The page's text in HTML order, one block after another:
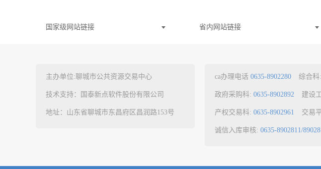
国家级网站链接 省内网站链接
主办单位:聊城市公共资源交易中心
技术支持：国泰新点软件股份有限公司
地址：山东省聊城市东昌府区昌润路153号
ca办理电话 0635-8902280 综合科:
政府采购科: 0635-8902892 建设
产权交易科: 0635-8902961 交易
诚信入库审核: 0635-8902811/